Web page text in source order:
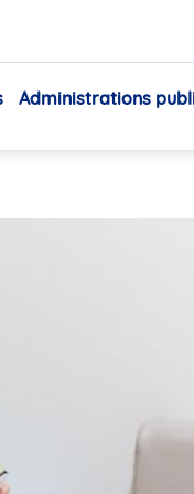
Administrations
Babilou